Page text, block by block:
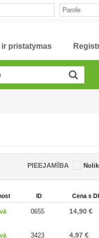
pristatymas
PIEEJAMĪBA
ID Cena s
0655 14,90 €
3423 4,97 €